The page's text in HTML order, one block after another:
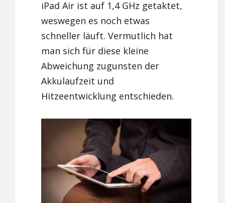
iPad Air ist auf 1,4 GHz getaktet,
weswegen es noch etwas
schneller läuft. Vermutlich hat
man sich für diese kleine
Abweichung zugunsten der
Akkulaufzeit und
Hitzeentwicklung entschieden.